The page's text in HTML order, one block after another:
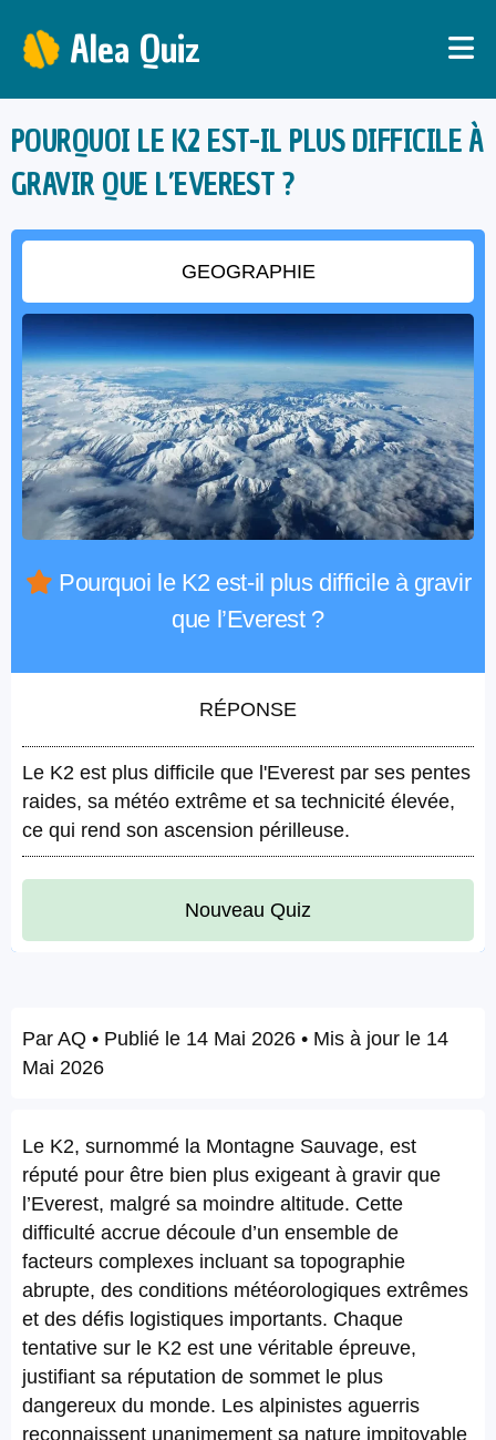
Alea Quiz
POURQUOI LE K2 EST-IL PLUS DIFFICILE À
GRAVIR QUE L’EVEREST ?
GEOGRAPHIE
Pourquoi le K2 est-il plus difficile à gravir
que l’Everest ?
RÉPONSE
Le K2 est plus difficile que l'Everest par ses pentes
raides, sa météo extrême et sa technicité élevée,
ce qui rend son ascension périlleuse.
Nouveau Quiz
Par AQ • Publié le 14 Mai 2026 • Mis à jour le 14
Mai 2026
Le K2, surnommé la Montagne Sauvage, est
réputé pour être bien plus exigeant à gravir que
l’Everest, malgré sa moindre altitude. Cette
difficulté accrue découle d’un ensemble de
facteurs complexes incluant sa topographie
abrupte, des conditions météorologiques extrêmes
et des défis logistiques importants. Chaque
tentative sur le K2 est une véritable épreuve,
justifiant sa réputation de sommet le plus
dangereux du monde. Les alpinistes aguerris
reconnaissent unanimement sa nature impitoyable